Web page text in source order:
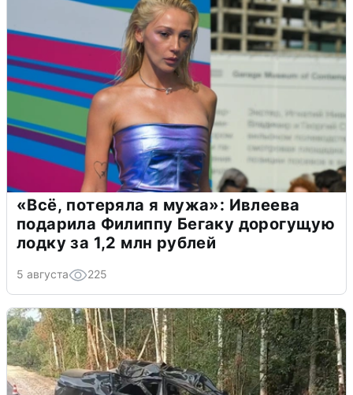
«Всё, потеряла я мужа»: Ивлеева
подарила Филиппу Бегаку дорогущую
лодку за 1,2 млн рублей
5 августа 225